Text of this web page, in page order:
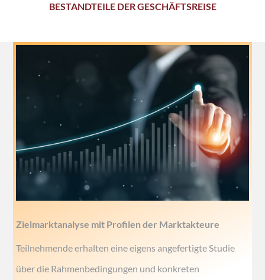
BESTANDTEILE DER GESCHÄFTSREISE
Zielmarktanalyse mit Profilen der Marktakteure
Teilnehmende erhalten eine eigens angefertigte Studie
über die Rahmenbedingungen und konkreten